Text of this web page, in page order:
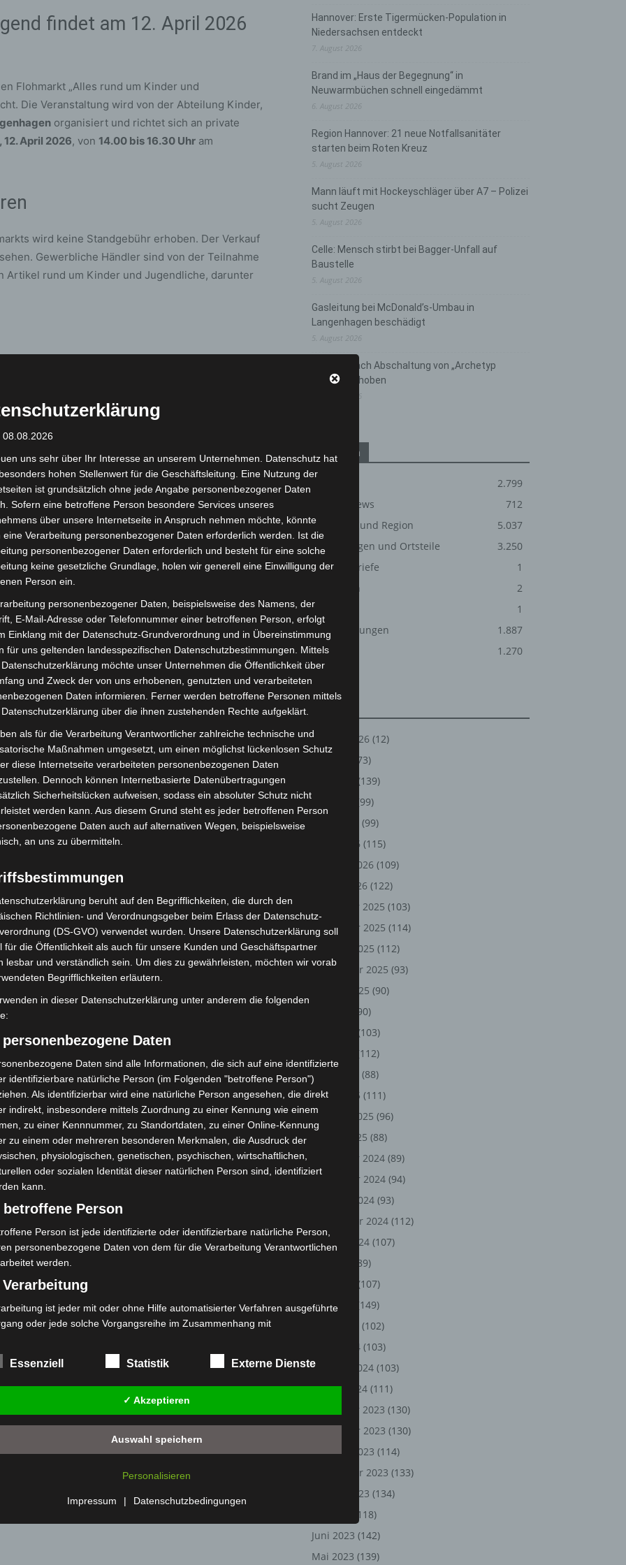
findet am 12. April 2026
Flohmarkt „Alles rund um Kinder und
Die Veranstaltung wird von der Abteilung Kinder,
organisiert und richtet sich an private
12. April 2026, von 14.00 bis 16.30 Uhr am
wird keine Standgebühr erhoben. Der Verkauf
Gewerbliche Händler sind von der Teilnahme
Artikel rund um Kinder und Jugendliche, darunter
Für eventuelle Rückfragen ist die Angabe
Vergabe erfolgt in der Reihenfolge des Eingangs
wird daher empfohlen.
Nächster Artikel
Betriebsversammlung bei ÜSTRA Reisen
Hockeyschläger über
Zeugen
Gasleitung bei McDonald’s-Umbau in
Autofahrer mit 3,17
Verkehr gezogen
Blaulichtmeile Langenhagen 2026:
hautnah erleben
Hannover: Erste Tigermücken-Population in
Niedersachsen entdeckt
7. August 2026
Brand im „Haus der Begegnung“ in
Neuwarmbüchen schnell eingedämmt
6. August 2026
Region Hannover: 21 neue Notfallsanitäter
starten beim Roten Kreuz
5. August 2026
Mann läuft mit Hockeyschläger über A7 – Polizei
sucht Zeugen
5. August 2026
Celle: Mensch stirbt bei Bagger-Unfall auf
Baustelle
5. August 2026
Gasleitung bei McDonald’s-Umbau in
Langenhagen beschädigt
5. August 2026
Anklage nach Abschaltung von „Archetyp
Market“ erhoben
Kategorien
2.799
Corona-News
712
Hannover und Region
5.037
Langenhagen und Ortsteile
3.250
Leserbriefe
1
Menschen
2
Über uns
1
Veranstaltungen
1.887
Welt
1.270
August 2026 (12)
(73)
(139)
(99)
(99)
März 2026 (115)
Februar 2026 (109)
Januar 2026 (122)
Dezember 2025 (103)
November 2025 (114)
Oktober 2025 (112)
September 2025 (93)
August 2025 (90)
(90)
(103)
(112)
April 2025
(88)
März 2025 (111)
Februar 2025 (96)
Januar 2025 (88)
Dezember 2024 (89)
November 2024 (94)
Oktober 2024 (93)
September 2024 (112)
August 2024 (107)
(89)
(107)
Mai 2024
(149)
(102)
März 2024 (103)
Februar 2024 (103)
Januar 2024 (111)
Dezember 2023 (130)
November 2023 (130)
Oktober 2023 (114)
September 2023 (133)
August 2023 (134)
(118)
Juni 2023 (142)
Mai 2023 (139)
08.08.2026
uns sehr über Ihr Interesse an unserem Unternehmen. Datenschutz hat
hohen Stellenwert für die Geschäftsleitung. Eine Nutzung der
ist grundsätzlich ohne jede Angabe personenbezogener Daten
Sofern eine betroffene Person besondere Services unseres
über unsere Internetseite in Anspruch nehmen möchte, könnte
eine Verarbeitung personenbezogener Daten erforderlich werden. Ist die
personenbezogener Daten erforderlich und besteht für eine solche
keine gesetzliche Grundlage, holen wir generell eine Einwilligung der
Person ein.
personenbezogener Daten, beispielsweise des Namens, der
E-Mail-Adresse oder Telefonnummer einer betroffenen Person, erfolgt
Einklang mit der Datenschutz-Grundverordnung und in Übereinstimmung
für uns geltenden landesspezifischen Datenschutzbestimmungen. Mittels
möchte unser Unternehmen die Öffentlichkeit über
und Zweck der von uns erhobenen, genutzten und verarbeiteten
Daten informieren. Ferner werden betroffene Personen mittels
über die ihnen zustehenden Rechte aufgeklärt.
als für die Verarbeitung Verantwortlicher zahlreiche technische und
Maßnahmen umgesetzt, um einen möglichst lückenlosen Schutz
diese Internetseite verarbeiteten personenbezogenen Daten
Dennoch können Internetbasierte Datenübertragungen
Sicherheitslücken aufweisen, sodass ein absoluter Schutz nicht
werden kann. Aus diesem Grund steht es jeder betroffenen Person
Daten auch auf alternativen Wegen, beispielsweise
an uns zu übermitteln.
beruht auf den Begrifflichkeiten, die durch den
Richtlinien- und Verordnungsgeber beim Erlass der Datenschutz-
(DS-GVO) verwendet wurden. Unsere Datenschutzerklärung soll
für die Öffentlichkeit als auch für unsere Kunden und Geschäftspartner
lesbar und verständlich sein. Um dies zu gewährleisten, möchten wir vorab
Begrifflichkeiten erläutern.
in dieser Datenschutzerklärung unter anderem die folgenden
personenbezogene Daten
Daten sind alle Informationen, die sich auf eine identifizierte
identifizierbare natürliche Person (im Folgenden "betroffene Person")
Als identifizierbar wird eine natürliche Person angesehen, die direkt
indirekt, insbesondere mittels Zuordnung zu einer Kennung wie einem
zu einer Kennnummer, zu Standortdaten, zu einer Online-Kennung
zu einem oder mehreren besonderen Merkmalen, die Ausdruck der
physiologischen, genetischen, psychischen, wirtschaftlichen,
oder sozialen Identität dieser natürlichen Person sind, identifiziert
kann.
betroffene Person
Person ist jede identifizierte oder identifizierbare natürliche Person,
personenbezogene Daten von dem für die Verarbeitung Verantwortlichen
werden.
ist jeder mit oder ohne Hilfe automatisierter Verfahren ausgeführte
oder jede solche Vorgangsreihe im Zusammenhang mit
Ordnen, die Speicherung, die Anpassung oder Veränderung, das Auslesen,
Abfragen, die Verwendung, die Offenlegung durch Übermittlung, Verbreitung
eine andere Form der Bereitstellung, den Abgleich oder die Verknüpfung,
Einschränkung, das Löschen oder die Vernichtung.
Einschränkung der Verarbeitung
der Verarbeitung ist die Markierung gespeicherter
ist jede Art der automatisierten Verarbeitung personenbezogener
die darin besteht, dass diese personenbezogenen Daten verwendet
um bestimmte persönliche Aspekte, die sich auf eine natürliche Person
Essenziell Statistik Externe Dienste
✓ Akzeptieren
Auswahl speichern
Personalisieren
Impressum | Datenschutzbedingungen